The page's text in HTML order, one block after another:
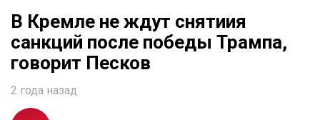
В Кремле не ждут снятиия
санкций после победы Трампа,
говорит Песков
2 года назад